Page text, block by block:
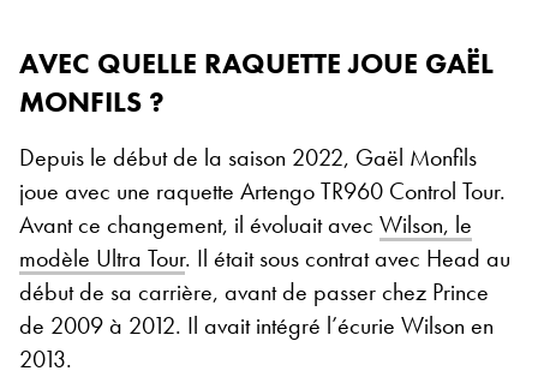
AVEC QUELLE RAQUETTE JOUE GAËL
MONFILS ?
Depuis le début de la saison 2022, Gaël Monfils
joue avec une raquette Artengo TR960 Control Tour.
Avant ce changement, il évoluait avec Wilson, le
modèle Ultra Tour. Il était sous contrat avec Head au
début de sa carrière, avant de passer chez Prince
de 2009 à 2012. Il avait intégré l’écurie Wilson en
2013.